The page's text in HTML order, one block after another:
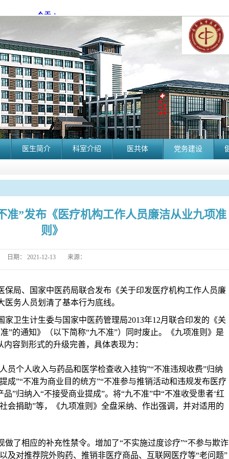
医生简介 科室介绍 医共体 党务建设
准”发布《医疗机构工作人员廉洁从业九项准
则》
日期： 2021-12-13 来源：
保局、国家中医药局联合发布《关于印发医疗机构工作人员廉
务人员划清了基本行为底线。
家卫生计生委与国家中医药管理局2013年12月联合印发的《关
”的通知》（以下简称“九不准”）同时废止。《九项准则》是
容到形式的升级完善，具体表现为：
员个人收入与药品和医学检查收入挂钩”“不准违规收费”归纳
成”“不准为商业目的统方”“不准参与推销活动和违规发布医疗
”归纳入“不接受商业提成”。将“九不准”中“不准收受患者‘红
会捐助”等，《九项准则》全盘采纳、作出强调，并对适用的
做了相应的补充性禁令。增加了“不实施过度诊疗”“不参与欺诈
及对推荐院外购药、推销非医疗商品、互联网医疗等“老问题”